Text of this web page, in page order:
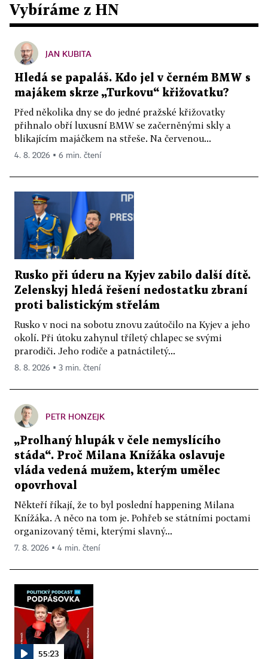
Vybíráme z HN
JAN KUBITA
Hledá se papaláš. Kdo jel v černém BMW s
majákem skrze „Turkovu“ křižovatku?
Před několika dny se do jedné pražské křižovatky
přihnalo obří luxusní BMW se začerněnými skly a
blikajícím majáčkem na střeše. Na červenou...
4. 8. 2026 ▪ 6 min. čtení
Rusko při úderu na Kyjev zabilo další dítě.
Zelenskyj hledá řešení nedostatku zbraní
proti balistickým střelám
Rusko v noci na sobotu znovu zaútočilo na Kyjev a jeho
okolí. Při útoku zahynul tříletý chlapec se svými
prarodiči. Jeho rodiče a patnáctiletý...
8. 8. 2026 ▪ 3 min. čtení
PETR HONZEJK
„Prolhaný hlupák v čele nemyslícího
stáda“. Proč Milana Knížáka oslavuje
vláda vedená mužem, kterým umělec
opovrhoval
Někteří říkají, že to byl poslední happening Milana
Knížáka. A něco na tom je. Pohřeb se státními poctami
organizovaný těmi, kterými slavný...
7. 8. 2026 ▪ 4 min. čtení
55:23